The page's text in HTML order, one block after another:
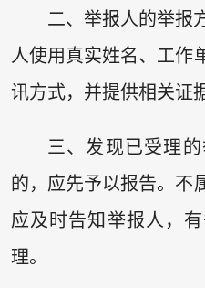
二、举报人的举报
人使用真实姓名、工作
讯方式，并提供相关证
三、发现已受理
的，应先予以报告。不
应及时告知举报人，
理。